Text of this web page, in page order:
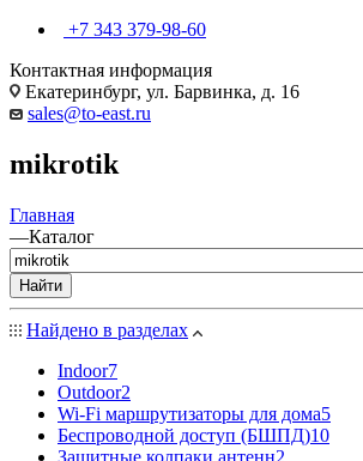
+7 343 379-98-60
Контактная информация
Екатеринбург, ул. Барвинка, д. 16
sales@to-east.ru
mikrotik
Главная
—Каталог
Найти
Найдено в разделах
Indoor7
Outdoor2
Wi-Fi маршрутизаторы для дома5
Беспроводной доступ (БШПД)10
Защитные колпаки антенн2